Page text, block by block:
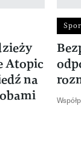
Atopic
na